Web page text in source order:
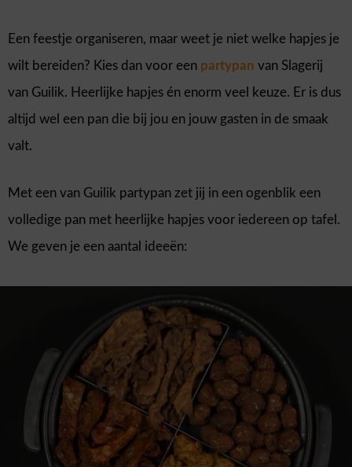
Een feestje organiseren, maar weet je niet welke hapjes je
wilt bereiden? Kies dan voor een partypan van Slagerij
van Guilik. Heerlijke hapjes én enorm veel keuze. Er is dus
altijd wel een pan die bij jou en jouw gasten in de smaak
valt.
Met een van Guilik partypan zet jij in een ogenblik een
volledige pan met heerlijke hapjes voor iedereen op tafel.
We geven je een aantal ideeën: